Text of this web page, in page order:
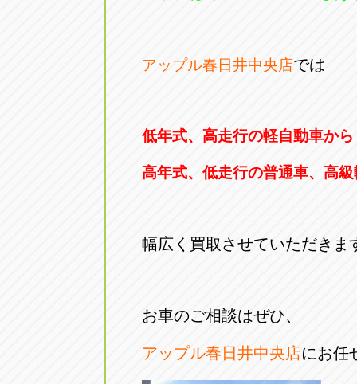
アップル春日井中央店では
低年式、高走行の軽自動車から
高年式、低走行の普通車、高
幅広く買取させていただきま
お車のご相談はぜひ、
アップル春日井中央店にお任